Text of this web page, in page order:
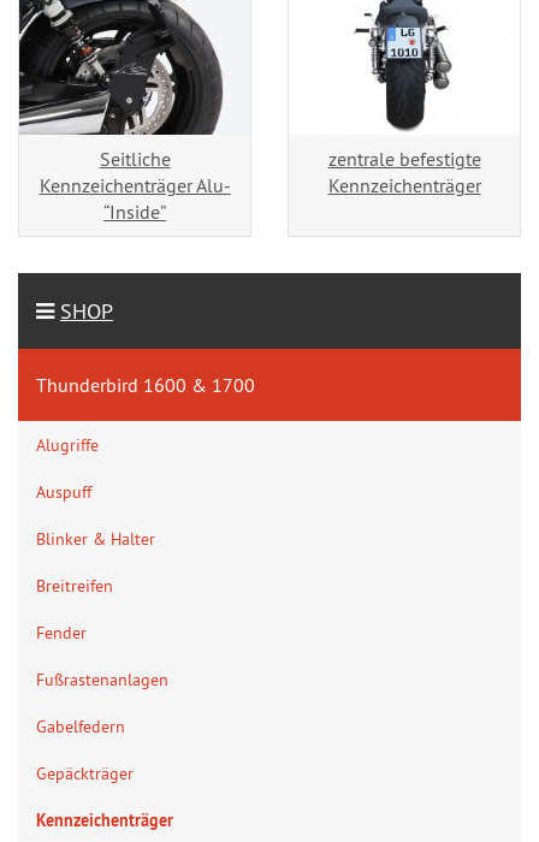
Seitliche
Kennzeichenträger Alu-
“Inside”
zentrale befestigte
Kennzeichenträger
SHOP
Thunderbird 1600 & 1700
Alugriffe
Auspuff
Blinker & Halter
Breitreifen
Fender
Fußrastenanlagen
Gabelfedern
Gepäckträger
Kennzeichenträger